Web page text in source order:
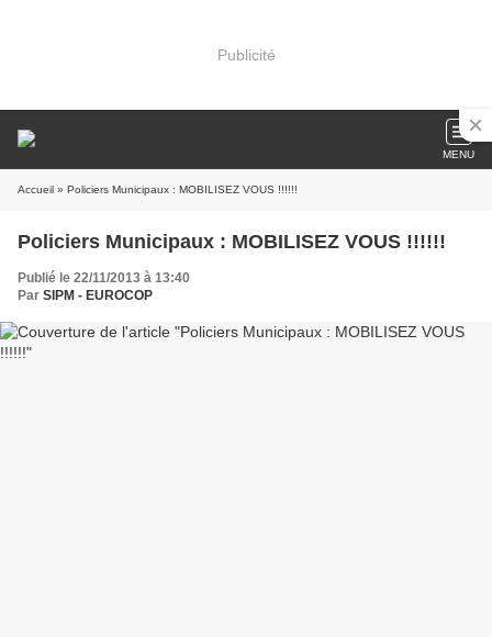
Publicité
MENU
Accueil » Policiers Municipaux : MOBILISEZ VOUS !!!!!!
Policiers Municipaux : MOBILISEZ VOUS !!!!!!
Publié le 22/11/2013 à 13:40
Par SIPM - EUROCOP